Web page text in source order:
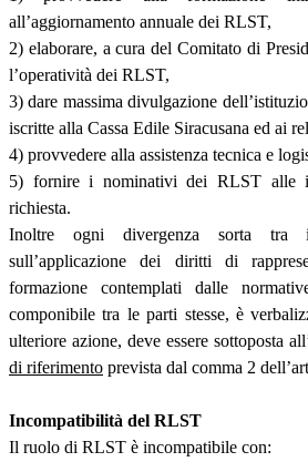
all’aggiornamento annuale dei RLST,
2) elaborare, a cura del Comitato di
l’operatività dei RLST,
3) dare massima divulgazione
iscritte alla Cassa Edile Siracusana ed ai
4) provvedere alla assistenza tecnica e
5) fornire i nominativi dei RLST alle
richiesta.
Inoltre ogni divergenza sorta tra
sull’applicazione dei diritti di
formazione contemplati dalle
componibile tra le parti stesse, è
ulteriore azione, deve essere sottoposta
di riferimento prevista dal comma 2
Incompatibilità del RLST
Il ruolo di RLST è incompatibile con: